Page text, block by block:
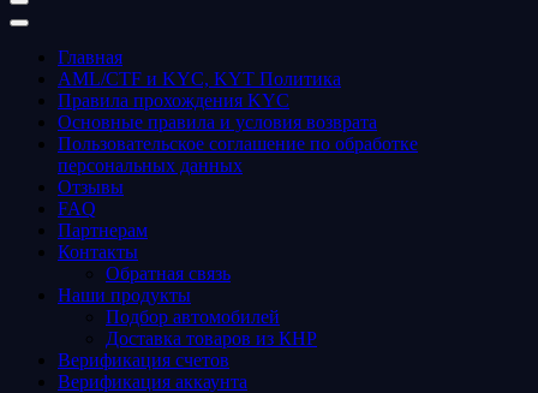
Главная
AML/CTF и KYC, KYT Политика
Правила прохождения KYC
Основные правила и условия возврата
Пользовательское соглашение по обработке
персональных данных
Отзывы
FAQ
Партнерам
Контакты
Обратная связь
Наши продукты
Подбор автомобилей
Доставка товаров из КНР
Верификация счетов
Верификация аккаунта